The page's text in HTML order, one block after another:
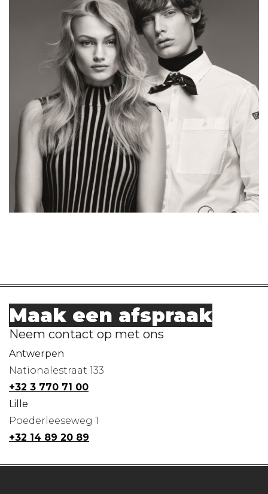
Maak een afspraak
Neem contact op met ons
Antwerpen
Nationalestraat 133
+32 3 770 71 00
Lille
Poederleeseweg 1
+32 14 89 20 89